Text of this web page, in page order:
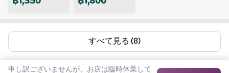
すべて見る (8)
申し訳ございませんが、お店は臨時休業して